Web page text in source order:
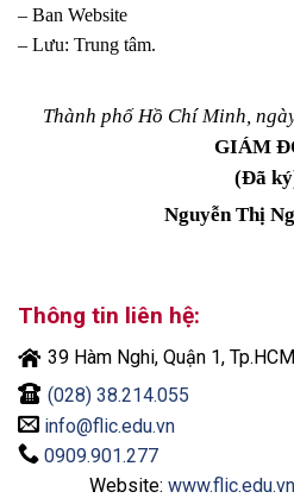
– Ban Website
– Lưu: Trung tâm.
Thành phố Hồ Chí Minh,
GIÁM
(Đã
Nguyễn Thị
Thông tin liên hệ:
39 Hàm Nghi, Quận 1, Tp.HCM
(028) 38.214.055
info@flic.edu.vn
0909.901.277
Website: www.flic.edu.vn